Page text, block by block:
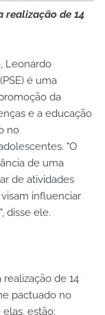
realização de 14
Leonardo
é uma
da
e a educação
no
"O
de uma
de atividades
influenciar
disse ele.
realização de 14
pactuado no
estão: